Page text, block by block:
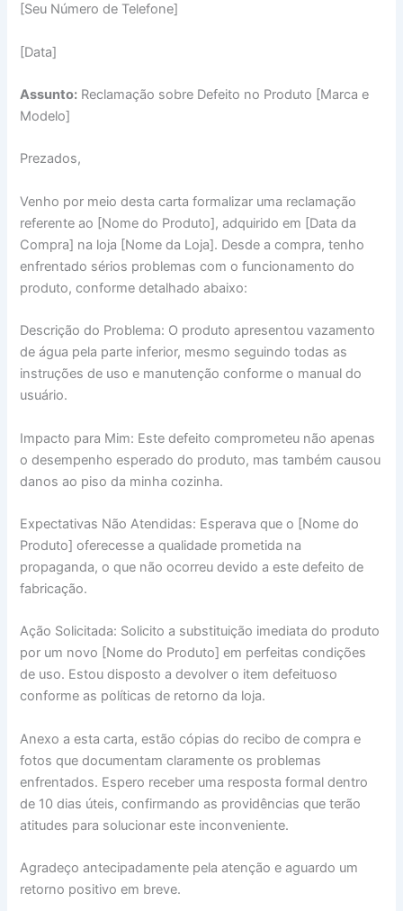
[Seu Número de Telefone]
[Data]
Assunto: Reclamação sobre Defeito no Produto [Marca e
Modelo]
Prezados,
Venho por meio desta carta formalizar uma reclamação
referente ao [Nome do Produto], adquirido em [Data da
Compra] na loja [Nome da Loja]. Desde a compra, tenho
enfrentado sérios problemas com o funcionamento do
produto, conforme detalhado abaixo:
Descrição do Problema: O produto apresentou vazamento
de água pela parte inferior, mesmo seguindo todas as
instruções de uso e manutenção conforme o manual do
usuário.
Impacto para Mim: Este defeito comprometeu não apenas
o desempenho esperado do produto, mas também causou
danos ao piso da minha cozinha.
Expectativas Não Atendidas: Esperava que o [Nome do
Produto] oferecesse a qualidade prometida na
propaganda, o que não ocorreu devido a este defeito de
fabricação.
Ação Solicitada: Solicito a substituição imediata do produto
por um novo [Nome do Produto] em perfeitas condições
de uso. Estou disposto a devolver o item defeituoso
conforme as políticas de retorno da loja.
Anexo a esta carta, estão cópias do recibo de compra e
fotos que documentam claramente os problemas
enfrentados. Espero receber uma resposta formal dentro
de 10 dias úteis, confirmando as providências que terão
atitudes para solucionar este inconveniente.
Agradeço antecipadamente pela atenção e aguardo um
retorno positivo em breve.